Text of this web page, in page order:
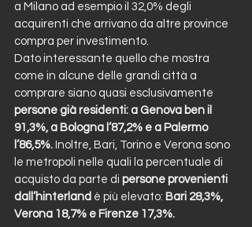
a Milano ad esempio il 32,0% degli
acquirenti che arrivano da altre province
compra per investimento.
Dato interessante quello che mostra
come in alcune delle grandi città a
comprare siano quasi esclusivamente
persone già residenti: a Genova ben il
91,3%, a Bologna l’87,2% e a Palermo
l’86,5%. Inoltre, Bari, Torino e Verona sono
le metropoli nelle quali la percentuale di
acquisto da parte di persone provenienti
dall’hinterland è più elevato: Bari 28,3%,
Verona 18,7% e Firenze 17,3%.